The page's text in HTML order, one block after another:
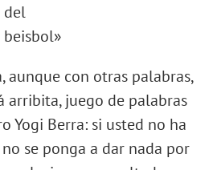
del
beisbol»
aunque con otras palabras,
juego de palabras
Yogi Berra: si usted no ha
se ponga a dar nada por